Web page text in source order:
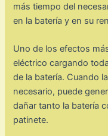
más tiempo del
en la batería y en su
Uno de los efectos
eléctrico cargando
de la batería. Cuando
necesario, puede
dañar tanto la batería
patinete.